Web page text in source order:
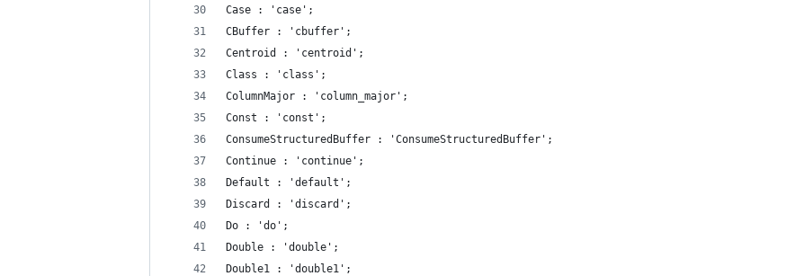
Case : 'case';
CBuffer : 'cbuffer';
Centroid : 'centroid';
Class : 'class';
ColumnMajor : 'column_major';
Const : 'const';
ConsumeStructuredBuffer : 'ConsumeStructuredBuffer';
Continue : 'continue';
Default : 'default';
Discard : 'discard';
Do : 'do';
Double : 'double';
Double1 : 'double1';